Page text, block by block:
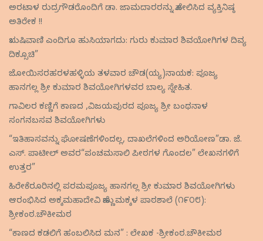
ಅರಟಾಳ ರುದ್ರಗೌಡರೊಂದಿಗೆ ಡಾ. ಜಾಮದಾರರನ್ನು ಹೋಲಿಸಿದ ವ್ಯಕ್ತಿನಿಷ್ಠ
ಅತಿರೇಕ !!
ಋಷಿವಾಣಿ ಎಂದಿಗೂ ಹುಸಿಯಾಗದು: ಗುರು ಕುಮಾರ ಶಿವಯೋಗಿಗಳ ದಿವ್ಯ
ದಿಕ್ಸೂಚಿ”
ಜೋಯಿಸರಹರಳಹಳ್ಳಿಯ ತಳವಾರ ಚೌಡ(ಯ್ಯ)ನಾಯಕ: ಪೂಜ್ಯ
ಹಾನಗಲ್ಲ ಶ್ರೀ ಕುಮಾರ ಶಿವಯೋಗಿಗಳವರ ಬಾಲ್ಯ ಸ್ನೇಹಿತ.
ಗಾವಿಲರ ಕಣ್ಣಿಗೆ ಕಾಣದ ,ವಿಜಯಪುರದ ಪೂಜ್ಯ ಶ್ರೀ ಬಂಥನಾಳ
ಸಂಗನಬಸವ ಶಿವಯೋಗಿಗಳು
“ಇತಿಹಾಸವನ್ನು ಘೋಷಣೆಗಳಿಂದಲ್ಲ, ದಾಖಲೆಗಳಿಂದ ಅರಿಯೋಣ”ಡಾ. ಜೆ.
ಎಸ್. ಪಾಟೀಲ್ ಅವರ“ಪಂಚಮಸಾಲಿ ಪೀಠಗಳ ಗೊಂದಲ” ಲೇಖನಗಳಿಗೆ
ಉತ್ತರ”
ಹಿರೇಕೆರೂರಿನಲ್ಲಿ ಪರಮಪೂಜ್ಯ ಹಾನಗಲ್ಲ ಶ್ರೀ ಕುಮಾರ ಶಿವಯೋಗಿಗಳು
ಆರಂಭಿಸಿದ ಅಕ್ಕಮಹಾದೇವಿ ಹೆಣ್ಣುಮಕ್ಕಳ ಪಾಠಶಾಲೆ (೧೯೦೮):
ಶ್ರೀಕಂಠ.ಚೌಕೀಮಠ
“ಕಾಣದ ಕಡಲಿಗೆ ಹಂಬಲಿಸಿದ ಮನ” : ಲೇಖಕ -ಶ್ರೀಕಂಠ.ಚೌಕೀಮಠ